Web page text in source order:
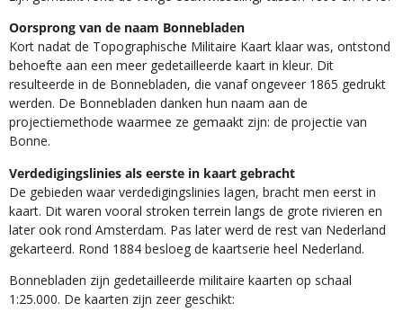
Oorsprong van de naam Bonnebladen
Kort nadat de Topographische Militaire Kaart klaar was, ontstond
behoefte aan een meer gedetailleerde kaart in kleur. Dit
resulteerde in de Bonnebladen, die vanaf ongeveer 1865 gedrukt
werden. De Bonnebladen danken hun naam aan de
projectiemethode waarmee ze gemaakt zijn: de projectie van
Bonne.
Verdedigingslinies als eerste in kaart gebracht
De gebieden waar verdedigingslinies lagen, bracht men eerst in
kaart. Dit waren vooral stroken terrein langs de grote rivieren en
later ook rond Amsterdam. Pas later werd de rest van Nederland
gekarteerd. Rond 1884 besloeg de kaartserie heel Nederland.
Bonnebladen zijn gedetailleerde militaire kaarten op schaal
1:25.000. De kaarten zijn zeer geschikt:​